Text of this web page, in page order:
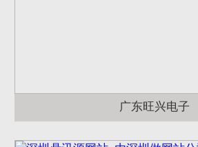
广东旺兴电子